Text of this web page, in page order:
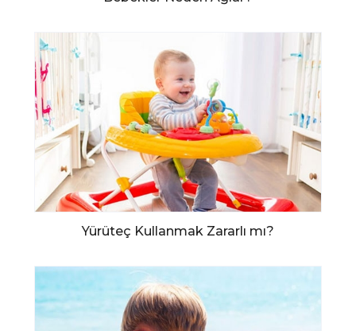
Yürüteç Kullanmak Zararlı mı?